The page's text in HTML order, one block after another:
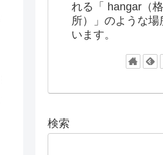
れる「 hangar（
所）」のような場
います。
検索